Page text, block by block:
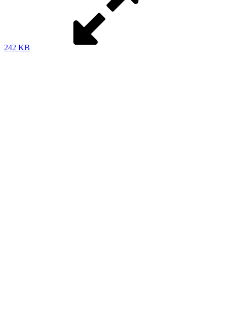
242 KB